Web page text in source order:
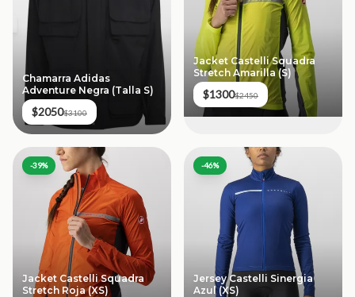
Chamarra Adidas
Adventure Negra (Talla S)
$2050$3100
Jacket Castelli Squadra
Stretch Amarilla (S)
$1300$2450
-39%
Jacket Castelli Squadra
Stretch Roja (XS)
-46%
Jersey Castelli Sinergia
Azul (XS)